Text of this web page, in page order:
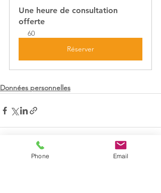
Une heure de consultation
offerte
60
Réserver
Données personnelles
Phone Email